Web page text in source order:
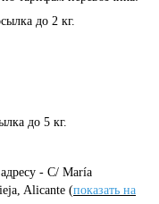
до 2 кг.
до 5 кг.
- C/ María
Alicante (показать на